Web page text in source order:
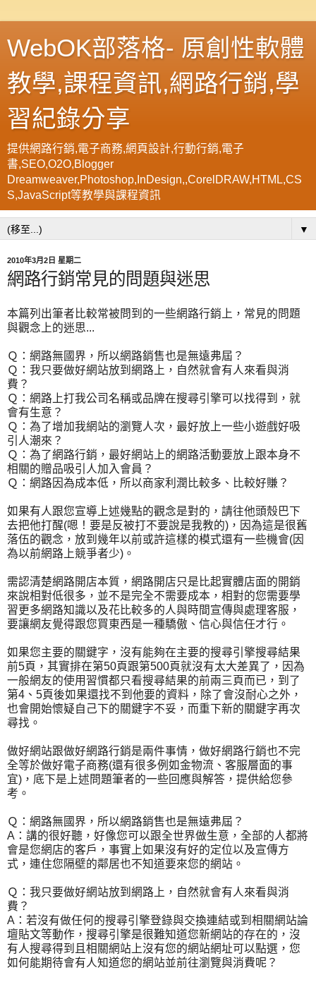
WebOK部落格- 原創性軟體
教學,課程資訊,網路行銷,學
習紀錄分享
提供網路行銷,電子商務,網頁設計,行動行銷,電子
書,SEO,O2O,Blogger
Dreamweaver,Photoshop,InDesign,,CorelDRAW,HTML,CS
S,JavaScript等教學與課程資訊
▼
2010年3月2日 星期二
網路行銷常見的問題與迷思
本篇列出筆者比較常被問到的一些網路行銷上，常見的問題
與觀念上的迷思...
Ｑ：網路無國界，所以網路銷售也是無遠弗屆？
Ｑ：我只要做好網站放到網路上，自然就會有人來看與消
費？
Ｑ：網路上打我公司名稱或品牌在搜尋引擎可以找得到，就
會有生意？
Ｑ：為了增加我網站的瀏覽人次，最好放上一些小遊戲好吸
引人潮來？
Ｑ：為了網路行銷，最好網站上的網路活動要放上跟本身不
相關的贈品吸引人加入會員？
Ｑ：網路因為成本低，所以商家利潤比較多、比較好賺？
如果有人跟您宣導上述幾點的觀念是對的，請往他頭殼巴下
去把他打醒(嗯！要是反被打不要說是我教的)，因為這是很舊
落伍的觀念，放到幾年以前或許這樣的模式還有一些機會(因
為以前網路上競爭者少)。
需認清楚網路開店本質，網路開店只是比起實體店面的開銷
來說相對低很多，並不是完全不需要成本，相對的您需要學
習更多網路知識以及花比較多的人與時間宣傳與處理客服，
要讓網友覺得跟您買東西是一種驕傲、信心與信任才行。
如果您主要的關鍵字，沒有能夠在主要的搜尋引擎搜尋結果
前5頁，其實排在第50頁跟第500頁就沒有太大差異了，因為
一般網友的使用習慣都只看搜尋結果的前兩三頁而已，到了
第4、5頁後如果還找不到他要的資料，除了會沒耐心之外，
也會開始懷疑自己下的關鍵字不妥，而重下新的關鍵字再次
尋找。
做好網站跟做好網路行銷是兩件事情，做好網路行銷也不完
全等於做好電子商務(還有很多例如金物流、客服層面的事
宜)，底下是上述問題筆者的一些回應與解答，提供給您參
考。
Ｑ：網路無國界，所以網路銷售也是無遠弗屆？
A：講的很好聽，好像您可以跟全世界做生意，全部的人都將
會是您網店的客戶，事實上如果沒有好的定位以及宣傳方
式，連住您隔壁的鄰居也不知道要來您的網站。
Ｑ：我只要做好網站放到網路上，自然就會有人來看與消
費？
A：若沒有做任何的搜尋引擎登錄與交換連結或到相關網站論
壇貼文等動作，搜尋引擎是很難知道您新網站的存在的，沒
有人搜尋得到且相關網站上沒有您的網站網址可以點選，您
如何能期待會有人知道您的網站並前往瀏覽與消費呢？